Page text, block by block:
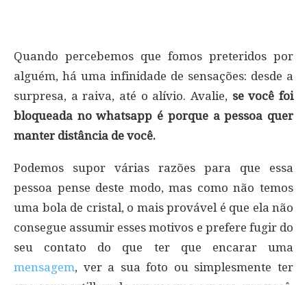
Quando percebemos que fomos preteridos por
alguém, há uma infinidade de sensações: desde a
surpresa, a raiva, até o alívio. Avalie, se você foi
bloqueada no whatsapp é porque a pessoa quer
manter distância de você.
Podemos supor várias razões para que essa
pessoa pense deste modo, mas como não temos
uma bola de cristal, o mais provável é que ela não
consegue assumir esses motivos e prefere fugir do
seu contato do que ter que encarar uma
mensagem, ver a sua foto ou simplesmente ter